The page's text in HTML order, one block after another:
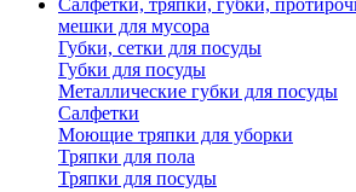
Салфетки, тряпки, губки,
мешки для мусора
Губки, сетки для посуды
Губки для посуды
Металлические губки для посуды
Салфетки
Моющие тряпки для уборки
Тряпки для пола
Тряпки для посуды